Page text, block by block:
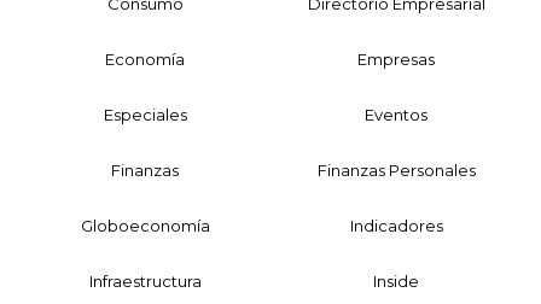
Economía Empresas
Especiales Eventos
Finanzas Finanzas Personales
Globoeconomía Indicadores
Infraestructura Inside